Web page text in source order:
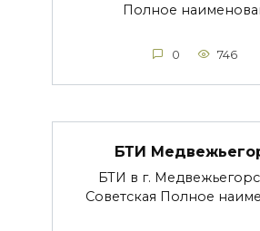
Полное
0 746
БТИ
БТИ в г.
Советская Полное